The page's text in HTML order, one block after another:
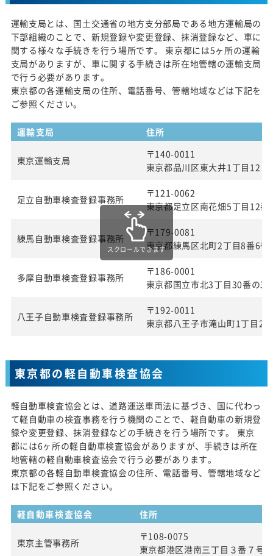
運輸支局とは、国土交通省の地方支分部局である地方運輸局の
下部組織のことで、新規登録や変更登録、抹消登録など、車に
関する様々な手続きを行う場所です。 東京都には5ヶ所の運輸
支局がありますが、車に関する手続きは所在地管轄の運輸支局
で行う必要があります。
東京都の各運輸支局の住所、電話番号、管轄地域などは下記を
ご参照ください。
運輸支局 住所
東京運輸支局
〒140-0011
東京都品川区東大井1丁目12
足立自動車検査登録事務所
〒121-0062
東京都足立区南花畑5丁目12番
練馬自動車検査登録事務所
〒179-0081
東京都練馬区北町2丁目8番6号
多摩自動車検査登録事務所
〒186-0001
東京都国立市北3丁目30番の3
八王子自動車検査登録事務所
〒192-0011
東京都八王子市滝山町1丁目
スクロールできます
東京都の軽自動車検査協会
軽自動車検査協会とは、道路運送車両法に基づき、国に代わっ
て軽自動車の検査事務を行う機関のことで、軽自動車の新規登
録や変更登録、抹消登録などの手続きを行う場所です。 東京
都には6ヶ所の軽自動車検査協会がありますが、手続きは所在
地管轄の軽自動車検査協会で行う必要があります。
東京都の各軽自動車検査協会の住所、電話番号、管轄地域など
は下記をご参照ください。
軽自動車検査協会 住所
東京主管事務所
〒108-0075
東京都港区港南三丁目３番７号